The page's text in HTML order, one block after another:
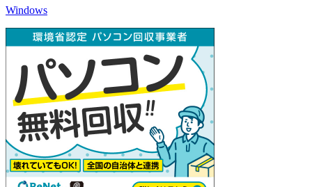
Windows